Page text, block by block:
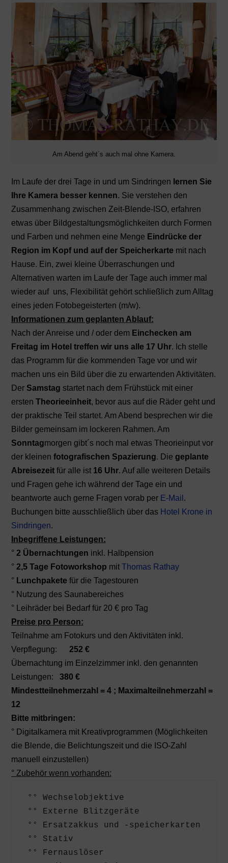
Am Abend geht´s auch mal ohne Kamera.
Im Laufe der drei Tage in und um Sindringen lernen Sie
Ihre Kamera besser kennen. Sie verstehen den
Zusammenhang zwischen Zeit-Blende-ISO, erfahren
etwas über Bildgestaltungsmöglichkeiten durch Formen
und Farben und nehmen eine Menge Eindrücke der
Region im Kopf und auf der Speicherkarte mit nach
Hause. Ein, zwei kleine Überraschungen und
Alternativen warten im Laufe der Tage auch immer mal
wieder auf uns, Flexibilität gehört schließlich zum Alltag
eines jeden Fotobegeisterten (m/w).
Informationen zum geplanten Ablauf:
Nach der Anreise und / oder dem Einchecken am
Freitag im Hotel treffen wir uns alle 17 Uhr. Ich stelle
das Programm für die kommenden Tage vor und wir
machen uns ein Bild über die zu erwartenden Aktivitäten.
Der Samstag startet nach dem Frühstück mit einer
ersten Theorieeinheit, bevor aus auf die Räder geht und
der praktische Teil startet. Am Abend besprechen wir die
Bilder gemeinsam im lockeren Rahmen. Am
Sonntagmorgen gibt´s noch mal etwas Theorieinput vor
der kleinen fotografischen Spazierung. Die geplante
Abreisezeit für alle ist 16 Uhr. Auf alle weiteren Details
und Fragen gehe ich während der Tage ein und
beantworte auch gerne Fragen vorab per E-Mail .
Buchungen bitte ausschließlich über das Hotel Krone in
Sindringen.
Inbegriffene Leistungen:
° 2 Übernachtungen inkl. Halbpension
° 2,5 Tage Fotoworkshop mit Thomas Rathay
° Lunchpakete für die Tagestouren
° Nutzung des Saunabereiches
° Leihräder bei Bedarf für 20 € pro Tag
Preise pro Person:
Teilnahme am Fotokurs und den Aktivitäten inkl.
Verpflegung: 252 €
Übernachtung im Einzelzimmer inkl. den genannten
Leistungen: 380 €
Mindestteilnehmerzahl = 4 ; Maximalteilnehmerzahl =
12
Bitte mitbringen:
° Digitalkamera mit Kreativprogrammen (Möglichkeiten
die Blende, die Belichtungszeit und die ISO-Zahl
manuell einzustellen)
° Zubehör wenn vorhanden:
°° Wechselobjektive
°° Externe Blitzgeräte
°° Ersatzakkus und -speicherkarten
°° Stativ
°° Fernauslöser